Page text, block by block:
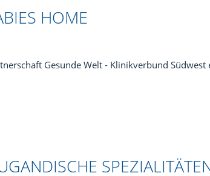
HOME
Gesunde Welt - Klinikverbund